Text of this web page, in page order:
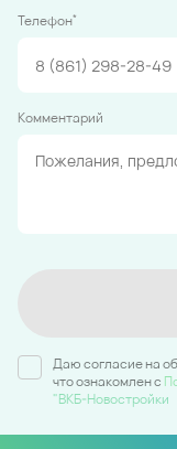
Телефон*
Комментарий
Даю согласие на
что ознакомлен c
"ВКБ-Новостройки